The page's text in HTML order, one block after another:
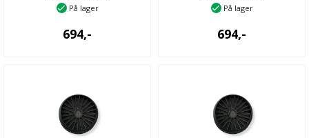
På lager
694,-
På lager
694,-